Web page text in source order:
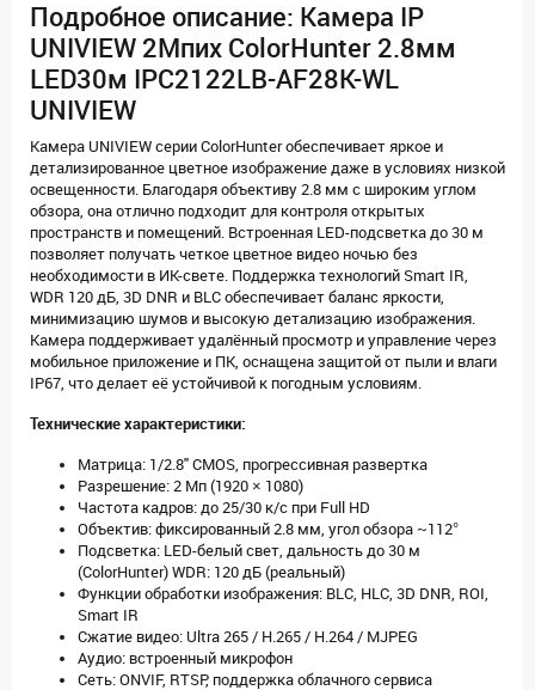
Подробное описание: Камера IP
UNIVIEW 2Мпих ColorHunter 2.8мм
LED30м IPC2122LB-AF28K-WL
UNIVIEW
Камера UNIVIEW серии ColorHunter обеспечивает яркое и
детализированное цветное изображение даже в условиях низкой
освещенности. Благодаря объективу 2.8 мм с широким углом
обзора, она отлично подходит для контроля открытых
пространств и помещений. Встроенная LED-подсветка до 30 м
позволяет получать четкое цветное видео ночью без
необходимости в ИК-свете. Поддержка технологий Smart IR,
WDR 120 дБ, 3D DNR и BLC обеспечивает баланс яркости,
минимизацию шумов и высокую детализацию изображения.
Камера поддерживает удалённый просмотр и управление через
мобильное приложение и ПК, оснащена защитой от пыли и влаги
IP67, что делает её устойчивой к погодным условиям.
Технические характеристики:
Матрица: 1/2.8" CMOS, прогрессивная развертка
Разрешение: 2 Мп (1920 × 1080)
Частота кадров: до 25/30 к/с при Full HD
Объектив: фиксированный 2.8 мм, угол обзора ~112°
Подсветка: LED-белый свет, дальность до 30 м
(ColorHunter) WDR: 120 дБ (реальный)
Функции обработки изображения: BLC, HLC, 3D DNR, ROI,
Smart IR
Сжатие видео: Ultra 265 / H.265 / H.264 / MJPEG
Аудио: встроенный микрофон
Сеть: ONVIF, RTSP, поддержка облачного сервиса